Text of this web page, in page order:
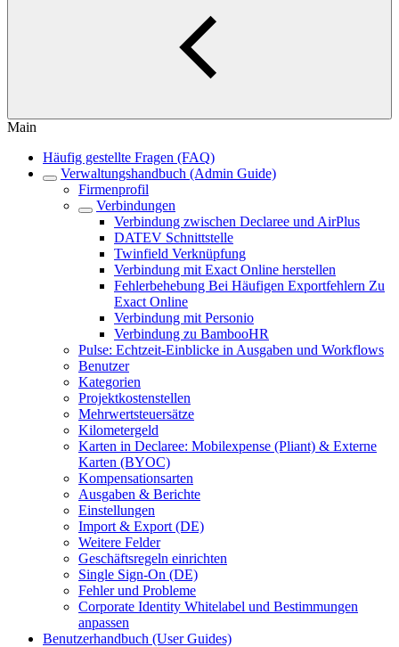
Main
Häufig gestellte Fragen (FAQ)
Verwaltungshandbuch (Admin Guide)
Firmenprofil
Verbindungen
Verbindung zwischen Declaree und AirPlus
DATEV Schnittstelle
Twinfield Verknüpfung
Verbindung mit Exact Online herstellen
Fehlerbehebung Bei Häufigen Exportfehlern Zu
Exact Online
Verbindung mit Personio
Verbindung zu BambooHR
Pulse: Echtzeit-Einblicke in Ausgaben und Workflows
Benutzer
Kategorien
Projektkostenstellen
Mehrwertsteuersätze
Kilometergeld
Karten in Declaree: Mobilexpense (Pliant) & Externe
Karten (BYOC)
Kompensationsarten
Ausgaben & Berichte
Einstellungen
Import & Export (DE)
Weitere Felder
Geschäftsregeln einrichten
Single Sign-On (DE)
Fehler und Probleme
Corporate Identity Whitelabel und Bestimmungen
anpassen
Benutzerhandbuch (User Guides)